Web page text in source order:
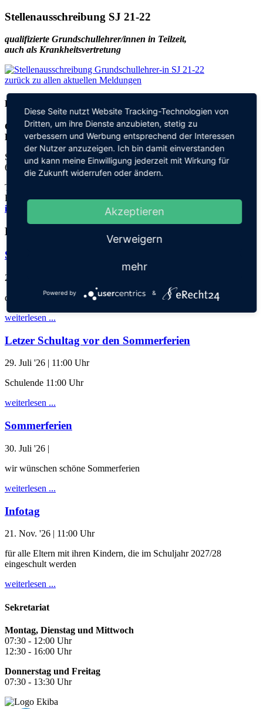
Stellenausschreibung SJ 21-22
qualifizierte Grundschullehrer/innen in Teilzeit,
auch als Krankheitsvertretung
zurück zu allen aktuellen Meldungen
Kontakt
Grundschule an der
Elisabeth-von-Thadden-Schule
Steinhofweg 95
69123 Heidelberg
Tel.: 06221 73922-0
Fax: 06221 73922-11
info@thadden-grundschule.de
Kalender
Schuljahresabschlussgottesdienst
28. Juli '26
der Klassen 1-3 mit Eltern
weiterlesen ...
Letzer Schultag vor den Sommerferien
29. Juli '26 | 11:00 Uhr
Schulende 11:00 Uhr
weiterlesen ...
Sommerferien
30. Juli '26 |
wir wünschen schöne Sommerferien
weiterlesen ...
Infotag
21. Nov. '26 | 11:00 Uhr
für alle Eltern mit ihren Kindern, die im Schuljahr 2027/28
eingeschult werden
weiterlesen ...
Sekretariat
Montag, Dienstag und Mittwoch
07:30 - 12:00 Uhr
12:30 - 16:00 Uhr
Donnerstag und Freitag
07:30 - 13:30 Uhr
Diese Seite nutzt Website Tracking-Technologien von
Dritten, um ihre Dienste anzubieten, stetig zu
verbessern und Werbung entsprechend der Interessen
der Nutzer anzuzeigen. Ich bin damit einverstanden
und kann meine Einwilligung jederzeit mit Wirkung für
die Zukunft widerrufen oder ändern.
Akzeptieren
Verweigern
mehr
Powered by &